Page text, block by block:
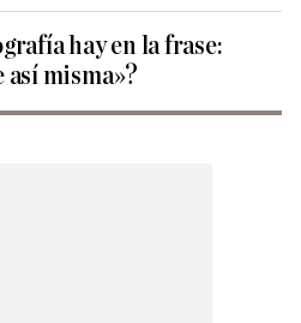
hay en la frase:
así misma»?